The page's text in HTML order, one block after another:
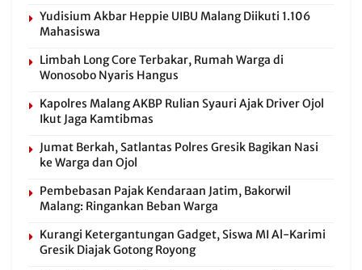
Yudisium Akbar Heppie UIBU Malang Diikuti 1.106
Mahasiswa
Limbah Long Core Terbakar, Rumah Warga di
Wonosobo Nyaris Hangus
Kapolres Malang AKBP Rulian Syauri Ajak Driver Ojol
Ikut Jaga Kamtibmas
Jumat Berkah, Satlantas Polres Gresik Bagikan Nasi
ke Warga dan Ojol
Pembebasan Pajak Kendaraan Jatim, Bakorwil
Malang: Ringankan Beban Warga
Kurangi Ketergantungan Gadget, Siswa MI Al-Karimi
Gresik Diajak Gotong Royong